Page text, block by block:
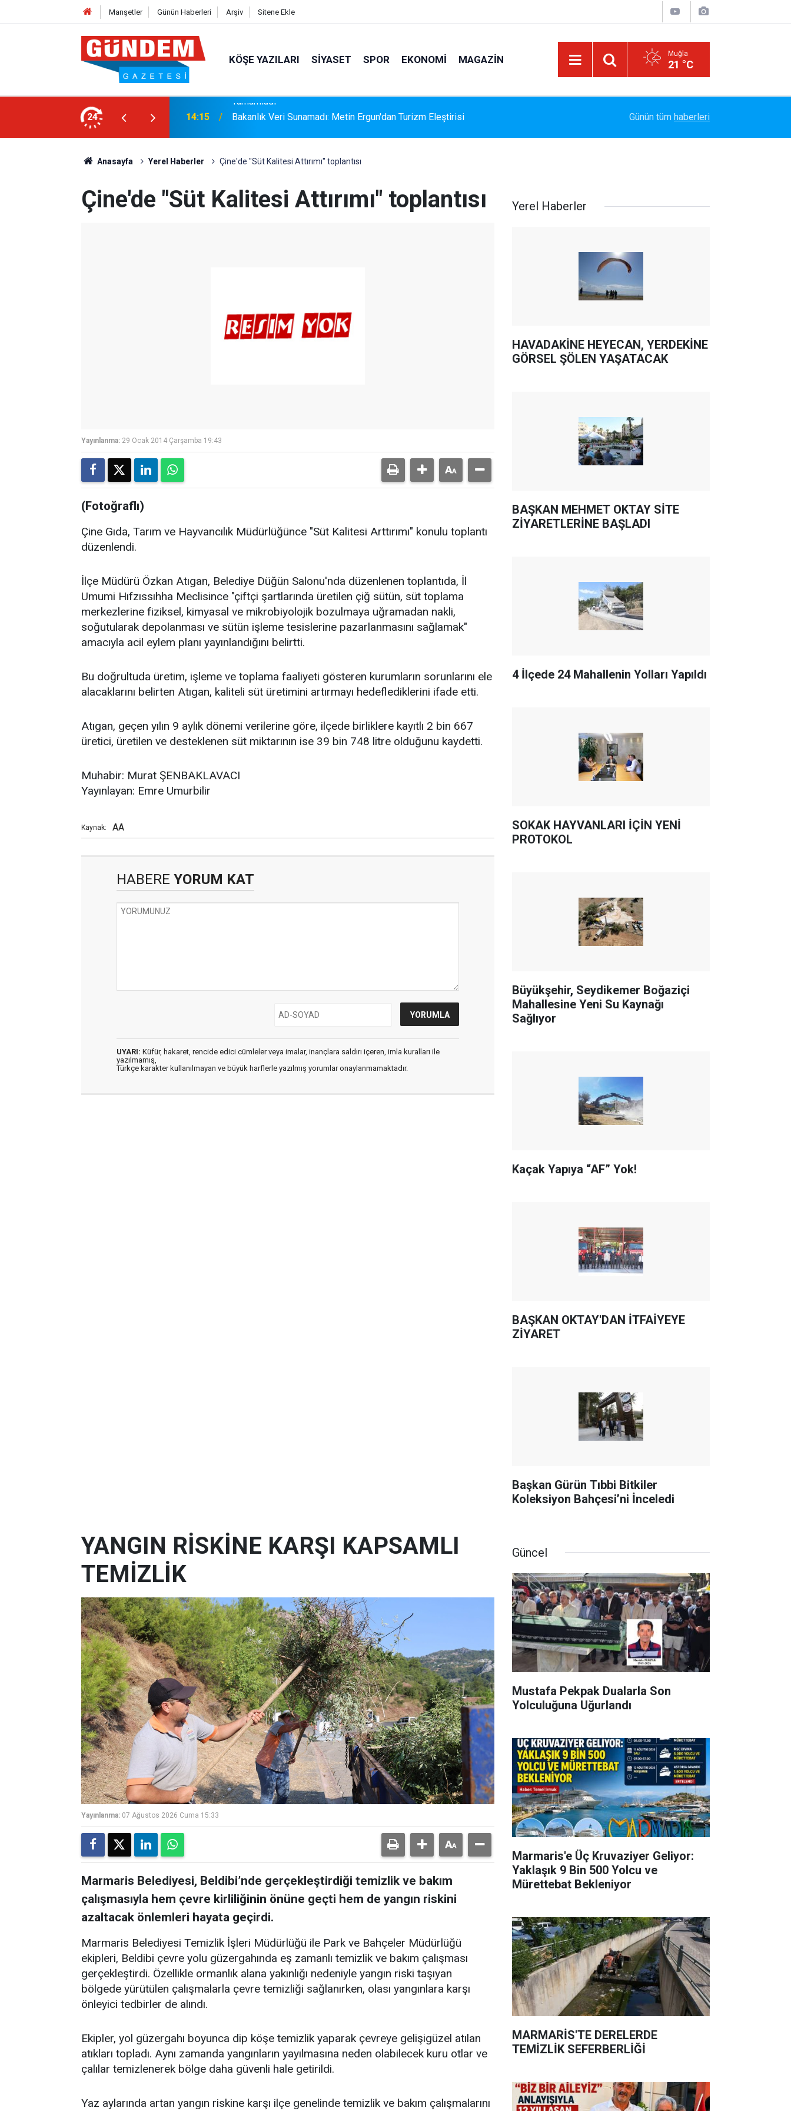
Manşetler Günün Haberleri Arşiv Sitene Ekle
KÖŞE YAZILARI SIYASET SPOR EKONOMI MAGAZIN Muğla
21 °C
24
Gelişim Ligi İçin Başvurusunu
14:15 Bakanlık Veri Sunamadı: Metin Ergun'dan Turizm Eleştirisi
Vazgeç Gel"
Günün tüm haberleri
Anasayfa Yerel Haberler Çine'de "Süt Kalitesi Attırımı" toplantısı
Çine'de "Süt Kalitesi Attırımı" toplantısı
Yayınlanma: 29 Ocak 2014 Çarşamba 19:43
(Fotoğraflı)
Çine Gıda, Tarım ve Hayvancılık Müdürlüğünce "Süt Kalitesi Arttırımı" konulu toplantı
düzenlendi.
İlçe Müdürü Özkan Atıgan, Belediye Düğün Salonu'nda düzenlenen toplantıda, İl
Umumi Hıfzıssıhha Meclisince "çiftçi şartlarında üretilen çiğ sütün, süt toplama
merkezlerine fiziksel, kimyasal ve mikrobiyolojik bozulmaya uğramadan nakli,
soğutularak depolanması ve sütün işleme tesislerine pazarlanmasını sağlamak"
amacıyla acil eylem planı yayınlandığını belirtti.
Bu doğrultuda üretim, işleme ve toplama faaliyeti gösteren kurumların sorunlarını ele
alacaklarını belirten Atıgan, kaliteli süt üretimini artırmayı hedeflediklerini ifade etti.
Atıgan, geçen yılın 9 aylık dönemi verilerine göre, ilçede birliklere kayıtlı 2 bin 667
üretici, üretilen ve desteklenen süt miktarının ise 39 bin 748 litre olduğunu kaydetti.
Muhabir: Murat ŞENBAKLAVACI
Yayınlayan: Emre Umurbilir
Kaynak: AA
HABERE YORUM KAT
UYARI: Küfür, hakaret, rencide edici cümleler veya imalar, inançlara saldırı içeren, imla kuralları ile
yazılmamış,
Türkçe karakter kullanılmayan ve büyük harflerle yazılmış yorumlar onaylanmamaktadır.
Yerel Haberler
HAVADAKİNE HEYECAN, YERDEKİNE
GÖRSEL ŞÖLEN YAŞATACAK
BAŞKAN MEHMET OKTAY SİTE
ZİYARETLERİNE BAŞLADI
4 İlçede 24 Mahallenin Yolları Yapıldı
SOKAK HAYVANLARI İÇİN YENİ
PROTOKOL
Büyükşehir, Seydikemer Boğaziçi
Mahallesine Yeni Su Kaynağı
Sağlıyor
Kaçak Yapıya “AF” Yok!
BAŞKAN OKTAY'DAN İTFAİYEYE
ZİYARET
Başkan Gürün Tıbbi Bitkiler
Koleksiyon Bahçesi’ni İnceledi
YANGIN RİSKİNE KARŞI KAPSAMLI
TEMİZLİK
Yayınlanma: 07 Ağustos 2026 Cuma 15:33
Marmaris Belediyesi, Beldibi’nde gerçekleştirdiği temizlik ve bakım
çalışmasıyla hem çevre kirliliğinin önüne geçti hem de yangın riskini
azaltacak önlemleri hayata geçirdi.
Marmaris Belediyesi Temizlik İşleri Müdürlüğü ile Park ve Bahçeler Müdürlüğü
ekipleri, Beldibi çevre yolu güzergahında eş zamanlı temizlik ve bakım çalışması
gerçekleştirdi. Özellikle ormanlık alana yakınlığı nedeniyle yangın riski taşıyan
bölgede yürütülen çalışmalarla çevre temizliği sağlanırken, olası yangınlara karşı
önleyici tedbirler de alındı.
Ekipler, yol güzergahı boyunca dip köşe temizlik yaparak çevreye gelişigüzel atılan
atıkları topladı. Aynı zamanda yangınların yayılmasına neden olabilecek kuru otlar ve
çalılar temizlenerek bölge daha güvenli hale getirildi.
Yaz aylarında artan yangın riskine karşı ilçe genelinde temizlik ve bakım çalışmalarını
Güncel
Mustafa Pekpak Dualarla Son
Yolculuğuna Uğurlandı
Marmaris'e Üç Kruvaziyer Geliyor:
Yaklaşık 9 Bin 500 Yolcu ve
Mürettebat Bekleniyor
MARMARİS'TE DERELERDE
TEMİZLİK SEFERBERLİĞİ